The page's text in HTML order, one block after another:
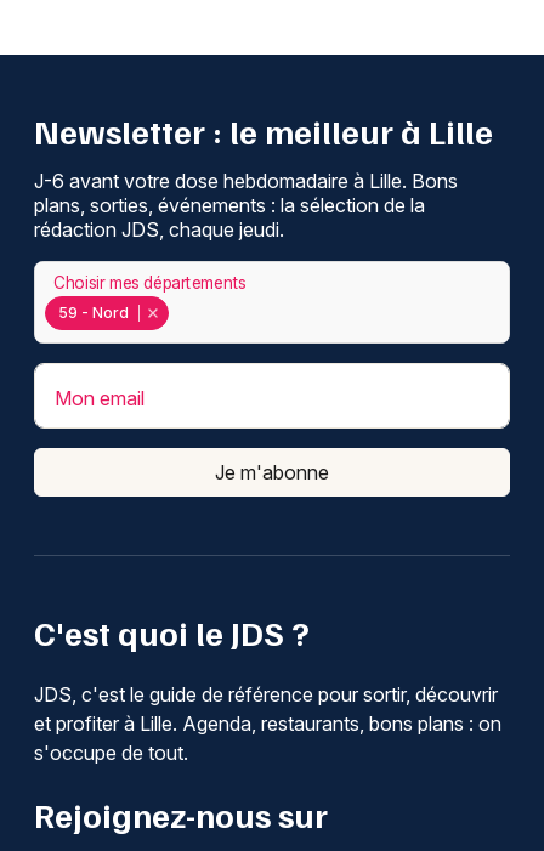
C'est quoi le JDS ?
JDS, c'est le guide de référence pour sortir, découvrir
et profiter à Lille. Agenda, restaurants, bons plans : on
s'occupe de tout.
Rejoignez-nous sur
Newsletter : le meilleur à Lille
J-6 avant votre dose hebdomadaire à Lille. Bons
plans, sorties, événements : la sélection de la
rédaction JDS, chaque jeudi.
59 - Nord
Choisir mes départements
Mon email
Je m'abonne